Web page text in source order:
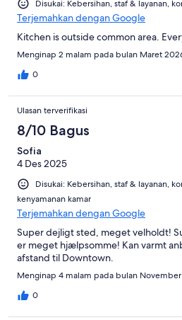
Disukai: Kebersihan, staf & layanan,
Terjemahkan dengan Google
Kitchen is outside common area.
Menginap 2 malam pada bulan Maret
0
Ulasan terverifikasi
8/10 Bagus
Sofia
4 Des 2025
Disukai: Kebersihan, staf & layanan,
kenyamanan kamar
Terjemahkan dengan Google
Super dejligt sted, meget velholdt!
er meget hjælpsomme! Kan varmt
afstand til Downtown.
Menginap 4 malam pada bulan
0